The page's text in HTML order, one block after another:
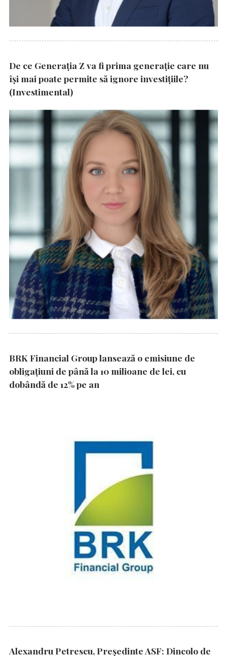
De ce Generația Z va fi prima generație care nu
își mai poate permite să ignore investițiile?
(Investimental)
BRK Financial Group lansează o emisiune de
obligațiuni de până la 10 milioane de lei, cu
dobândă de 12% pe an
Alexandru Petrescu, Președinte ASF: Dincolo de